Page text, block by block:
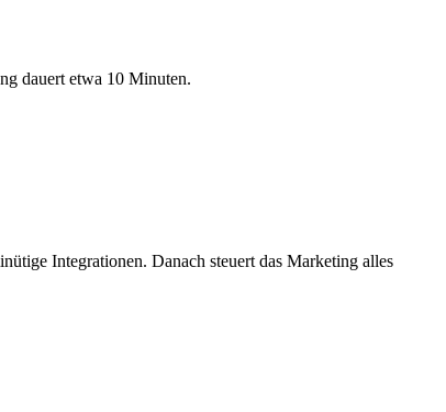
dauert etwa 10 Minuten.
Integrationen. Danach steuert das Marketing alles